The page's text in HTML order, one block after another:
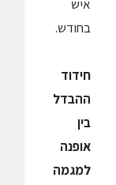
איש
בחודש.
חידוד
ההבדל
בין
אופנה
למגמה